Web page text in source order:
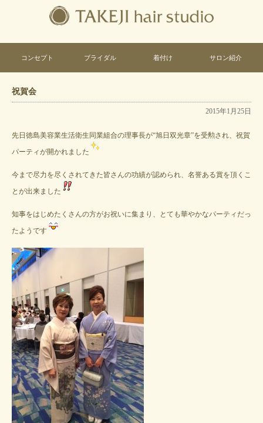
コンセプト ブライダル 着付け サロン紹介
祝賀会
2015年1月25日
先日徳島美容業生活衛生同業組合の理事長が“旭日双光章”を受勲され、祝賀
パーティが開かれました
今まで尽力を尽くされてきた皆さんの功績が認められ、名誉ある賞を頂くこ
とが出来ました
知事をはじめたくさんの方がお祝いに集まり、とても華やかなパーティだっ
たようです